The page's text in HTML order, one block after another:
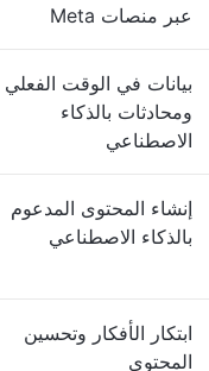
عبر منصات Meta
بيانات في الوقت الفعلي
ومحادثات بالذكاء
الاصطناعي
إنشاء المحتوى المدعوم
بالذكاء الاصطناعي
ابتكار الأفكار وتحسين
المحتوى